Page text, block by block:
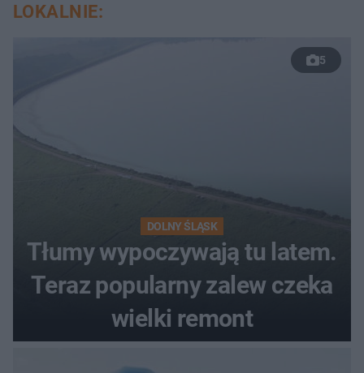
LOKALNIE:
5
DOLNY ŚLĄSK
Tłumy wypoczywają tu latem.
Teraz popularny zalew czeka
wielki remont